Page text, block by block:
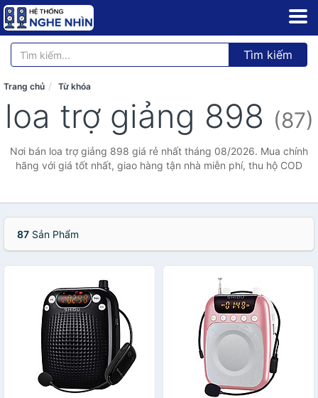
Tìm kiếm
Trang chủ Từ khóa
loa trợ giảng 898 (87)
Nơi bán loa trợ giảng 898 giá rẻ nhất tháng 08/2026. Mua chính
hãng với giá tốt nhất, giao hàng tận nhà miễn phí, thu hộ COD
87 Sản Phẩm